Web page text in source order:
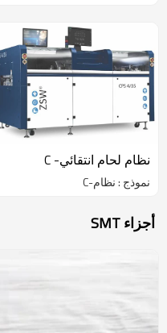
نظام لحام انتقائي- C
نموذج : نظام-C
أجزاء SMT